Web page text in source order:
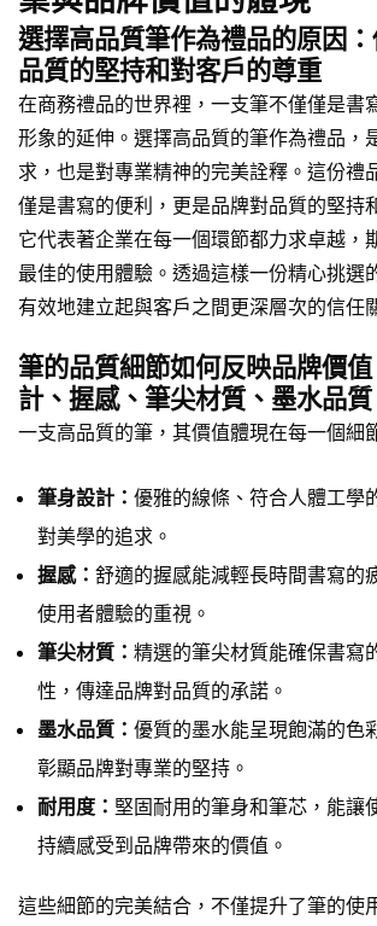
選擇高品質筆作為禮品的原因
品質的堅持和對客戶的尊重
在商務禮品的世界裡，一支筆不僅僅是書
形象的延伸。選擇高品質的筆作為禮品，
求，也是對專業精神的完美詮釋。這份禮
僅是書寫的便利，更是品牌對品質的堅持
它代表著企業在每一個環節都力求卓越，
最佳的使用體驗。透過這樣一份精心挑選
有效地建立起與客戶之間更深層次的信任
筆的品質細節如何反映品牌價
計、握感、筆尖材質、墨水品
一支高品質的筆，其價值體現在每一個細
筆身設計： 優雅的線條、符合人體工學
對美學的追求。
握感： 舒適的握感能減輕長時間書寫的
使用者體驗的重視。
筆尖材質： 精選的筆尖材質能確保書寫
性，傳達品牌對品質的承諾。
墨水品質： 優質的墨水能呈現飽滿的色
彰顯品牌對專業的堅持。
耐用度： 堅固耐用的筆身和筆芯，能讓
持續感受到品牌帶來的價值。
這些細節的完美結合，不僅提升了筆的使